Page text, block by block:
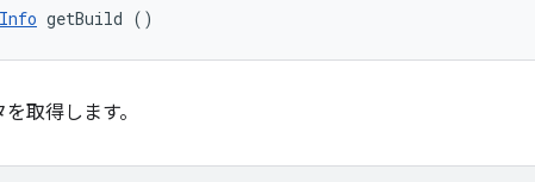
getBuild ()
取得します。